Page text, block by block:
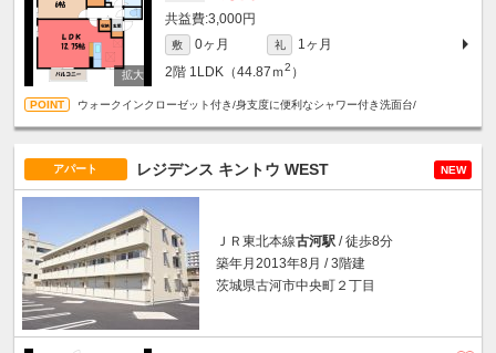
3,000円
敷 0ヶ月 礼
1ヶ月
2階 1LDK（44.87ｍ2 ）
ウォークインクローゼット付き/身支度に便利なシャワー付き洗面台/
アパート レジデンス キントウ WEST NEW
ＪＲ東北本線古河駅 / 徒歩8分
築年月2013年8月 / 3階建
茨城県古河市中央町２丁目